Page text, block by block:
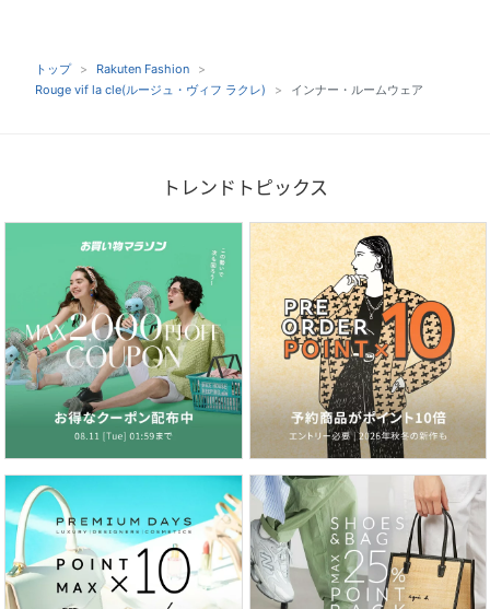
トップ
Rakuten Fashion
Rouge vif la cle(ルージュ・ヴィフ ラクレ)
インナー・ルームウェア
トレンドトピックス